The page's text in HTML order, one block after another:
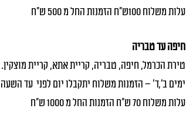
עלות משלוח 100ש"ח הזמנות החל מ 500 ש"ח
חיפה עד טבריה
טירת הכרמל, חיפה, טבריה, קריית אתא, קריית מוצקין.
ימים ב׳,ד׳ – הזמנות משלוח יתקבלו יום לפני עד השעה 14:00
עלות משלוח 70 ש"ח הזמנות החל מ 1000 ש"ח